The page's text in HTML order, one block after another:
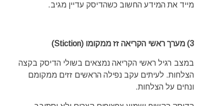
מייד את המידע החשוב כשהדיסק עדיין מגיב.
3) מערך ראשי הקריאה זז ממקומו (Stiction)
במצב רגיל ראשי הקריאה נמצאים בשולי הדיסק בקצה
הצלחות. לעיתים עקב נפילה הראשים זזים ממקומם
ונחים על הצלחות.